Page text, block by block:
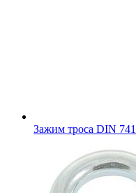
Зажим троса DIN 741